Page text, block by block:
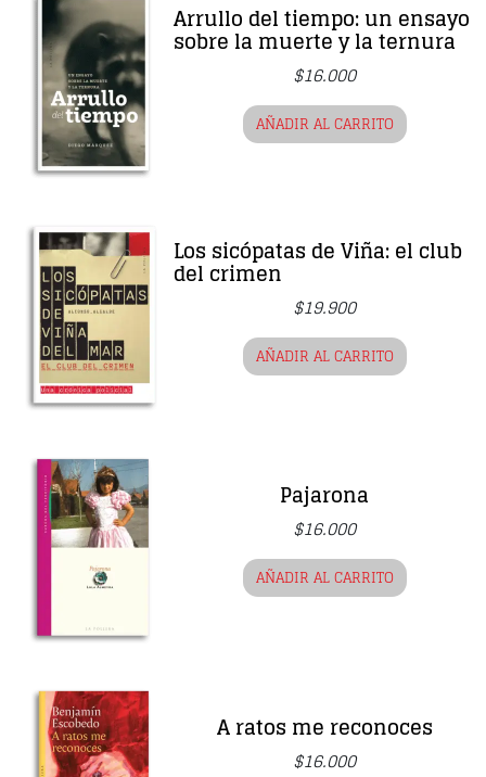
Arrullo del tiempo: un ensayo
sobre la muerte y la ternura
$16.000
AÑADIR AL CARRITO
Los sicópatas de Viña: el club
del crimen
$19.900
AÑADIR AL CARRITO
Pajarona
$16.000
AÑADIR AL CARRITO
A ratos me reconoces
$16.000